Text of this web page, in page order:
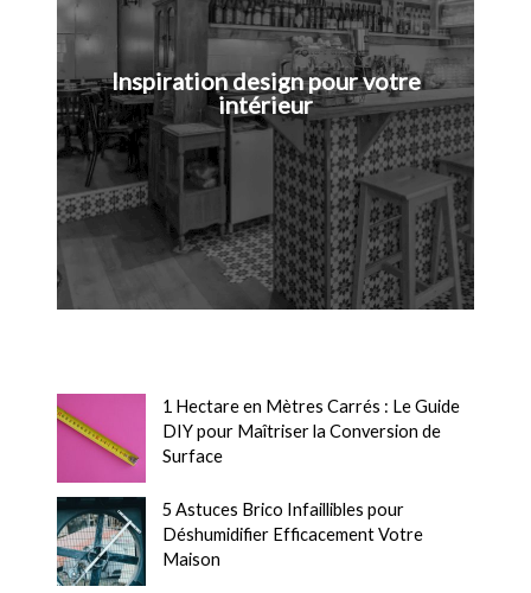
Inspiration design pour votre
intérieur
1 Hectare en Mètres Carrés : Le Guide
DIY pour Maîtriser la Conversion de
Surface
5 Astuces Brico Infaillibles pour
Déshumidifier Efficacement Votre
Maison